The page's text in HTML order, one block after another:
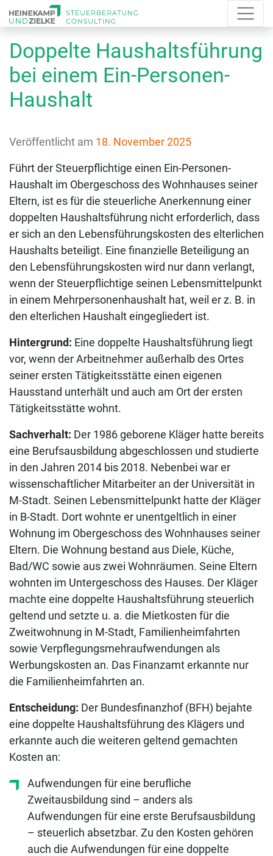
Doppelte Haushaltsführung
bei einem Ein-Personen-
Haushalt
Veröffentlicht am 18. November 2025
Führt der Steuerpflichtige einen Ein-Personen-
Haushalt im Obergeschoss des Wohnhauses seiner
Eltern, ist es für die steuerliche Anerkennung einer
doppelten Haushaltsführung nicht erforderlich, dass
er sich an den Lebensführungskosten des elterlichen
Haushalts beteiligt. Eine finanzielle Beteiligung an
den Lebensführungskosten wird nur dann verlangt,
wenn der Steuerpflichtige seinen Lebensmittelpunkt
in einem Mehrpersonenhaushalt hat, weil er z. B. in
den elterlichen Haushalt eingegliedert ist.
Hintergrund: Eine doppelte Haushaltsführung liegt
vor, wenn der Arbeitnehmer außerhalb des Ortes
seiner ersten Tätigkeitsstätte einen eigenen
Hausstand unterhält und auch am Ort der ersten
Tätigkeitsstätte wohnt.
Sachverhalt: Der 1986 geborene Kläger hatte bereits
eine Berufsausbildung abgeschlossen und studierte
in den Jahren 2014 bis 2018. Nebenbei war er
wissenschaftlicher Mitarbeiter an der Universität in
M-Stadt. Seinen Lebensmittelpunkt hatte der Kläger
in B-Stadt. Dort wohnte er unentgeltlich in einer
Wohnung im Obergeschoss des Wohnhauses seiner
Eltern. Die Wohnung bestand aus Diele, Küche,
Bad/WC sowie aus zwei Wohnräumen. Seine Eltern
wohnten im Untergeschoss des Hauses. Der Kläger
machte eine doppelte Haushaltsführung steuerlich
geltend und setzte u. a. die Mietkosten für die
Zweitwohnung in M-Stadt, Familienheimfahrten
sowie Verpflegungsmehraufwendungen als
Werbungskosten an. Das Finanzamt erkannte nur
die Familienheimfahrten an.
Entscheidung: Der Bundesfinanzhof (BFH) bejahte
eine doppelte Haushaltsführung des Klägers und
erkannte auch die weiteren geltend gemachten
Kosten an:
Aufwendungen für eine berufliche
Zweitausbildung sind – anders als
Aufwendungen für eine erste Berufsausbildung
– steuerlich absetzbar. Zu den Kosten gehören
auch die Aufwendungen für eine doppelte